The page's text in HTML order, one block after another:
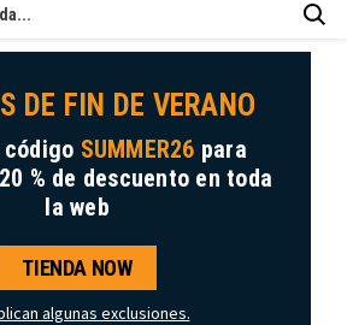
DE FIN DE VERANO
SUMMER26 para
% de descuento en toda
la web
TIENDA NOW
algunas exclusiones.